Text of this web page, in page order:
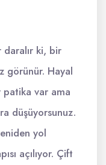
ki, bir
görünür. Hayal
var ama
düşüyorsunuz.
yol
açılıyor. Çift